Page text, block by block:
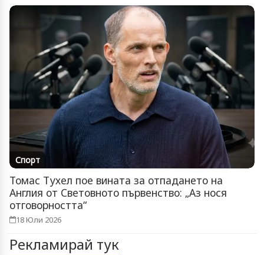
Спорт
Томас Тухел пое вината за отпадането на
Англия от Световното първенство: „Аз нося
отговорността“
18 Юли 2026
Рекламирай тук